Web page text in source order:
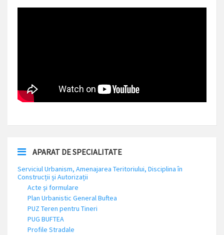
APARAT DE SPECIALITATE
Serviciul Urbanism, Amenajarea Teritoriului, Disciplina în
Construcții și Autorizații
Acte și formulare
Plan Urbanistic General Buftea
PUZ Teren pentru Tineri
PUG BUFTEA
Profile Stradale